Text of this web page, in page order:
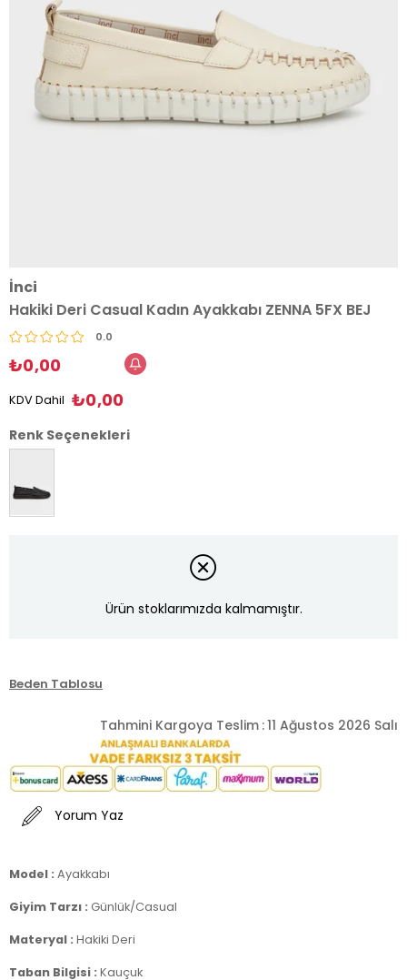
İnci
Hakiki Deri Casual Kadın Ayakkabı ZENNA 5FX BEJ
0.0
₺0,00
KDV Dahil ₺0,00
Renk Seçenekleri
Ürün stoklarımızda kalmamıştır.
Beden Tablosu
Tahmini Kargoya Teslim :11 Ağustos 2026 Salı
Yorum Yaz
Model : Ayakkabı
Giyim Tarzı : Günlük/Casual
Materyal : Hakiki Deri
Taban Bilgisi : Kauçuk